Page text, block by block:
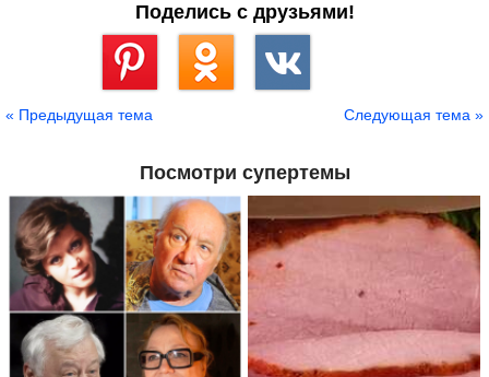
Поделись с друзьями!
« Предыдущая тема Следующая тема »
Посмотри супертемы